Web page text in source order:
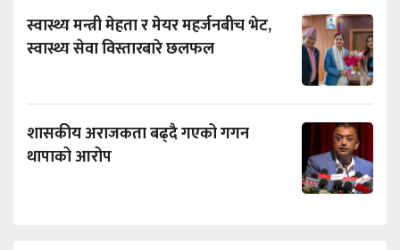
स्वास्थ्य मन्त्री मेहता र मेयर महर्जनबीच भेट,
स्वास्थ्य सेवा विस्तारबारे छलफल
शासकीय अराजकता बढ्दै गएको गगन
थापाको आरोप